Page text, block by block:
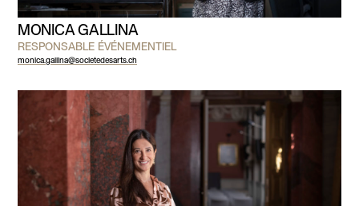
MONICA GALLINA
RESPONSABLE ÉVÉNEMENTIEL
monica.gallina@societedesarts.ch